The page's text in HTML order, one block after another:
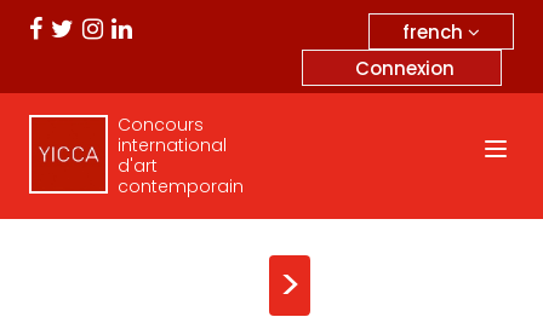
french
Connexion
Concours
international
d'art
contemporain
>